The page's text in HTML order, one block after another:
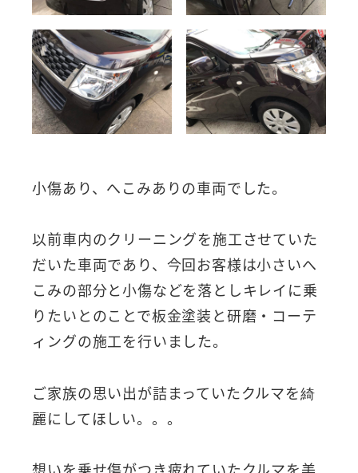
小傷あり、へこみありの車両でした。
以前車内のクリーニングを施工させていた
だいた車両であり、今回お客様は小さいへ
こみの部分と小傷などを落としキレイに乗
りたいとのことで板金塗装と研磨・コーテ
ィングの施工を行いました。
ご家族の思い出が詰まっていたクルマを綺
麗にしてほしい。。。